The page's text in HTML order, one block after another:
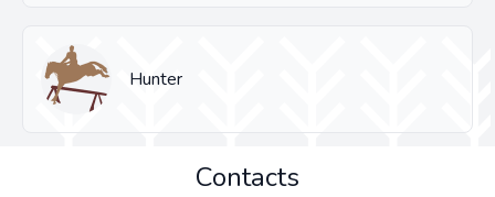
Hunter
Contacts